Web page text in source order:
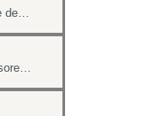
Annuaire : faire des recherches par date de création et par date de modification.
Re-générer une facture dans l'onglet trésorerie